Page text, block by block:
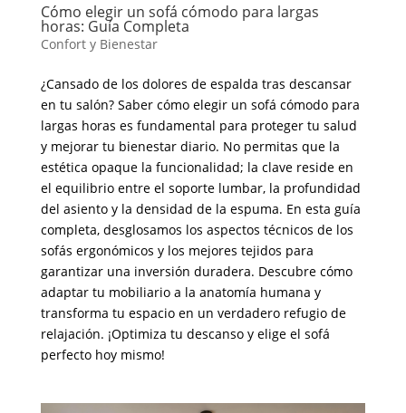
Cómo elegir un sofá cómodo para largas
horas: Guía Completa
Confort y Bienestar
¿Cansado de los dolores de espalda tras descansar
en tu salón? Saber cómo elegir un sofá cómodo para
largas horas es fundamental para proteger tu salud
y mejorar tu bienestar diario. No permitas que la
estética opaque la funcionalidad; la clave reside en
el equilibrio entre el soporte lumbar, la profundidad
del asiento y la densidad de la espuma. En esta guía
completa, desglosamos los aspectos técnicos de los
sofás ergonómicos y los mejores tejidos para
garantizar una inversión duradera. Descubre cómo
adaptar tu mobiliario a la anatomía humana y
transforma tu espacio en un verdadero refugio de
relajación. ¡Optimiza tu descanso y elige el sofá
perfecto hoy mismo!